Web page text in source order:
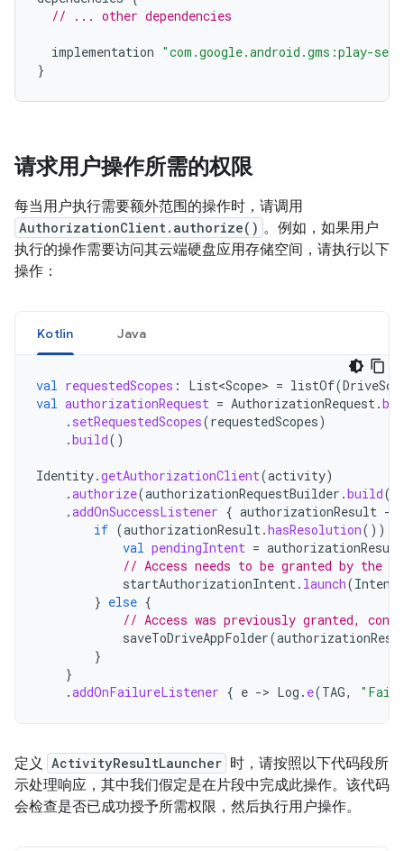
// ... other dependencies
implementation "com.google.android.gms:play-
}
请求用户操作所需的权限
每当用户执行需要额外范围的操作时，请调用
AuthorizationClient.authorize() 。例如，如果用户
执行的操作需要访问其云端硬盘应用存储空间，请执行以下
操作：
Kotlin Java
val requestedScopes : List<Scope> = listOf(
val authorizationRequest = AuthorizationRequest.
. setRequestedScopes(requestedScopes)
.build()
Identity.getAuthorizationClient(activity)
.authorize(authorizationRequestBuilder .build
.addOnSuccessListener { authorizationResult -
if (authorizationResult.hasResolution())
val pendingIntent = authorizationResult
// Access needs to be granted by the
startAuthorizationIntent. launch(
} else {
// Access was previously granted,
saveToDriveAppFolder(
}
}
.addOnFailureListener { e -> Log . e(TAG,
定义 ActivityResultLauncher 时，请按照以下代码段所
示处理响应，其中我们假定是在片段中完成此操作。该代码
会检查是否已成功授予所需权限，然后执行用户操作。